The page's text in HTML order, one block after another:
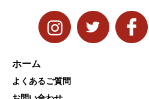
ホーム
よくあるご質問